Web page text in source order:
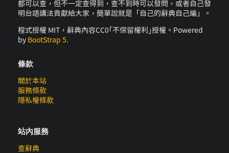
都可以查，但不一定查得到，查不到時可以發問，或者自己發
明台語講法貢獻給大家，簡單說就是「自己的辭典自己編」。
程式授權 MIT，辭典內容CC0｢不保留權利｣授權。Powered
by BootStrap 5.
條款
關於本站
服務條款
隱私權條款
站內服務
查辭典